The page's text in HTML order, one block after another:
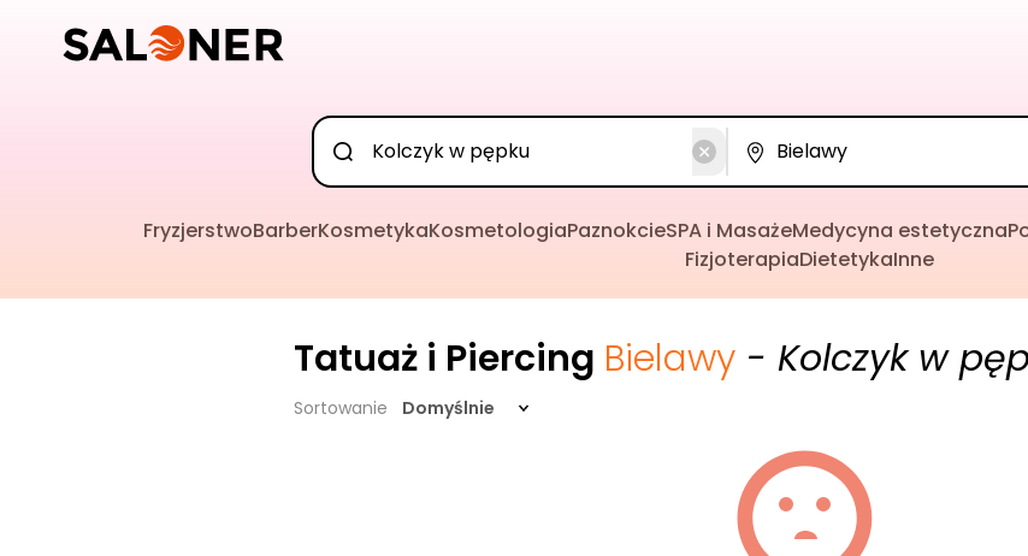
FryzjerstwoBarberKosmetykaKosmetologiaPaznokcieSPA i MasażeMedycyna estetyczna
FizjoterapiaDietetykaInne
Tatuaż i Piercing Bielawy - Kolczyk w
Sortowanie Domyślnie